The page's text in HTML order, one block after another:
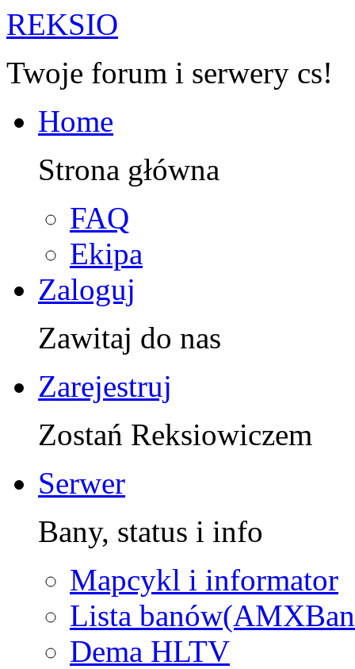
REKSIO
Twoje forum i serwery cs!
Home
Strona główna
FAQ
Ekipa
Zaloguj
Zawitaj do nas
Zarejestruj
Zostań Reksiowiczem
Serwer
Bany, status i info
Mapcykl i informator
Lista
Dema HLTV